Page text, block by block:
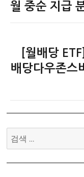
색
전
월 중순 지급
음
[월배당
배당다우존스
검
색: